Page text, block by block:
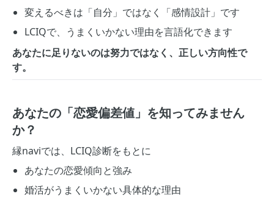
変えるべきは「自分」ではなく「感情設計」です
LCIQで、うまくいかない理由を言語化できます
あなたに足りないのは努力ではなく、正しい方向性で
す。
あなたの「恋愛偏差値」を知ってみません
か？
縁naviでは、LCIQ診断をもとに
あなたの恋愛傾向と強み
婚活がうまくいかない具体的な理由